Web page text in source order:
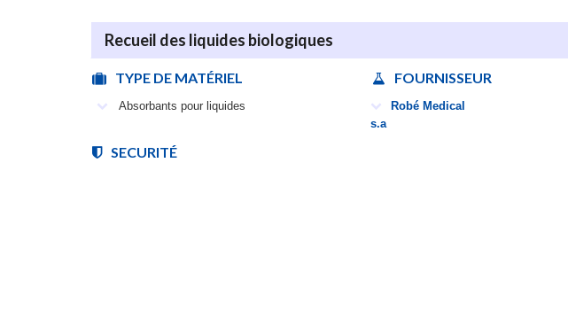
Recueil des liquides biologiques
TYPE DE MATÉRIEL
Absorbants pour liquides
FOURNISSEUR
Robé Medical
s.a
SECURITÉ